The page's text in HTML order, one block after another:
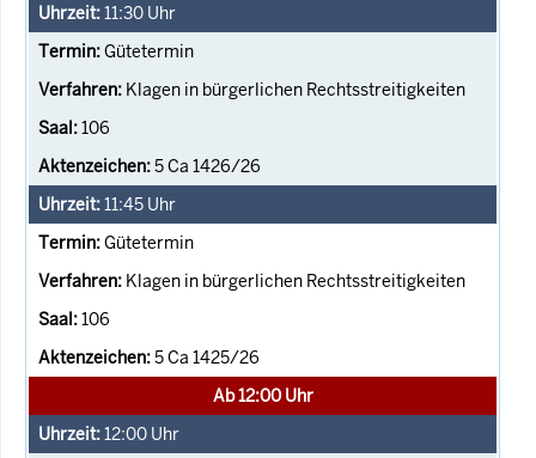
11:30 Uhr
Gütetermin
Klagen in bürgerlichen Rechtsstreitigkeiten
106
5 Ca 1426/26
11:45 Uhr
Gütetermin
Klagen in bürgerlichen Rechtsstreitigkeiten
106
5 Ca 1425/26
Ab 12:00 Uhr
12:00 Uhr